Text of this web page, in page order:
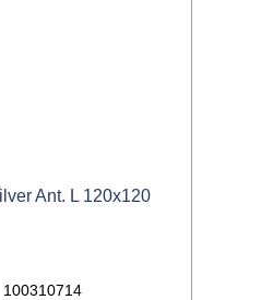
Ant. L 120x120
100310714